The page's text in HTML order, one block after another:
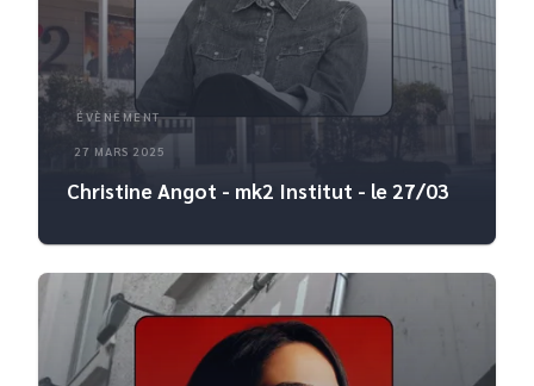
ÉVÈNEMENT
27 MARS 2025
Christine Angot - mk2 Institut - le 27/03